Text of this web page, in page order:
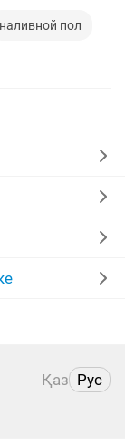
наливной пол
Қаз Рус